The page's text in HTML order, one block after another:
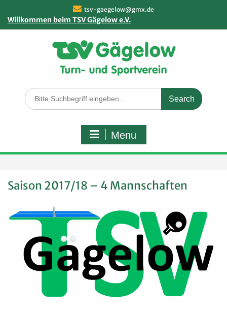
content
tsv-gaegelow@gmx.de
Willkommen beim TSV Gägelow e.V.
Search
for:
Menu
Saison 2017/18 – 4 Mannschaften